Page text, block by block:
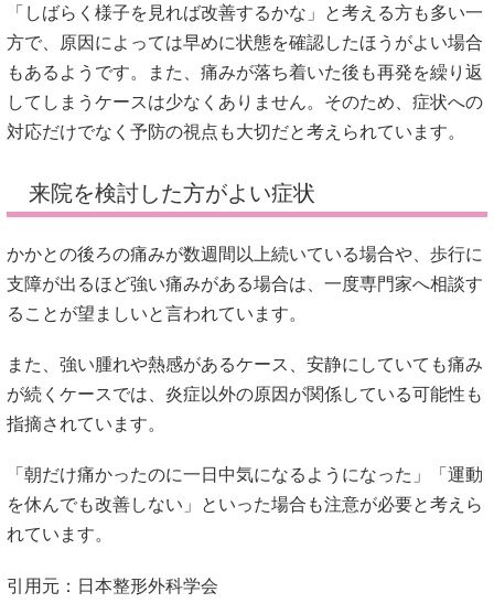
「しばらく様子を見れば改善するかな」と考える方も多い一
方で、原因によっては早めに状態を確認したほうがよい場合
もあるようです。また、痛みが落ち着いた後も再発を繰り返
してしまうケースは少なくありません。そのため、症状への
対応だけでなく予防の視点も大切だと考えられています。
来院を検討した方がよい症状
かかとの後ろの痛みが数週間以上続いている場合や、歩行に
支障が出るほど強い痛みがある場合は、一度専門家へ相談す
ることが望ましいと言われています。
また、強い腫れや熱感があるケース、安静にしていても痛み
が続くケースでは、炎症以外の原因が関係している可能性も
指摘されています。
「朝だけ痛かったのに一日中気になるようになった」「運動
を休んでも改善しない」といった場合も注意が必要と考えら
れています。
引用元：日本整形外科学会